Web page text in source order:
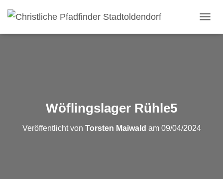
Wöflingslager Rühle5
Veröffentlicht von Torsten Maiwald am 09/04/2024